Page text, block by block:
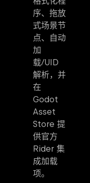
序、拖放
式场景节
点、自动
加
载/UID
解析，并
在
Godot
Asset
Store 提
供官方
Rider 集
成加载
项。